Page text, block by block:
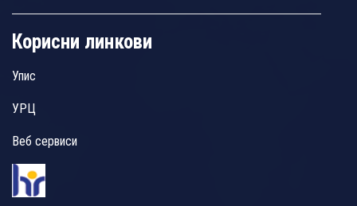
Корисни линкови
Упис
УРЦ
Веб сервиси